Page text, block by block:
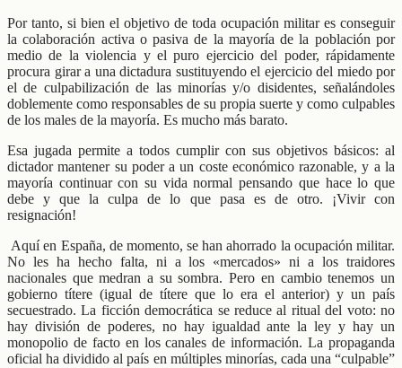
Por tanto, si bien el objetivo de toda ocupación militar es conseguir
la colaboración activa o pasiva de la mayoría de la población por
medio de la violencia y el puro ejercicio del poder, rápidamente
procura girar a una dictadura sustituyendo el ejercicio del miedo por
el de culpabilización de las minorías y/o disidentes, señalándoles
doblemente como responsables de su propia suerte y como culpables
de los males de la mayoría. Es mucho más barato.
Esa jugada permite a todos cumplir con sus objetivos básicos: al
dictador mantener su poder a un coste económico razonable, y a la
mayoría continuar con su vida normal pensando que hace lo que
debe y que la culpa de lo que pasa es de otro. ¡Vivir con
resignación!
Aquí en España, de momento, se han ahorrado la ocupación militar.
No les ha hecho falta, ni a los «mercados» ni a los traidores
nacionales que medran a su sombra. Pero en cambio tenemos un
gobierno títere (igual de títere que lo era el anterior) y un país
secuestrado. La ficción democrática se reduce al ritual del voto: no
hay división de poderes, no hay igualdad ante la ley y hay un
monopolio de facto en los canales de información. La propaganda
oficial ha dividido al país en múltiples minorías, cada una “culpable”